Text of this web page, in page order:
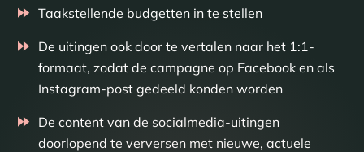
Taakstellende budgetten in te stellen
De uitingen ook door te vertalen naar het 1:1-
formaat, zodat de campagne op Facebook en als
Instagram-post gedeeld konden worden
De content van de socialmedia-uitingen
doorlopend te verversen met nieuwe, actuele